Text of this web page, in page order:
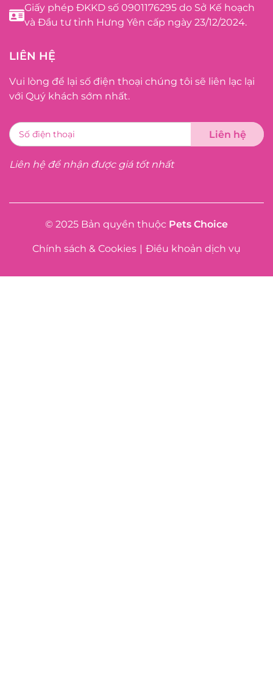
Giấy phép ĐKKD số 0901176295 do Sở Kế hoạch
và Đầu tư tỉnh Hưng Yên cấp ngày 23/12/2024.
LIÊN HỆ
Vui lòng để lại số điện thoại chúng tôi sẽ liên lạc lại
với Quý khách sớm nhất.
Liên hệ để nhận được giá tốt nhất
© 2025 Bản quyền thuộc Pets Choice
Chính sách & Cookies | Điều khoản dịch vụ